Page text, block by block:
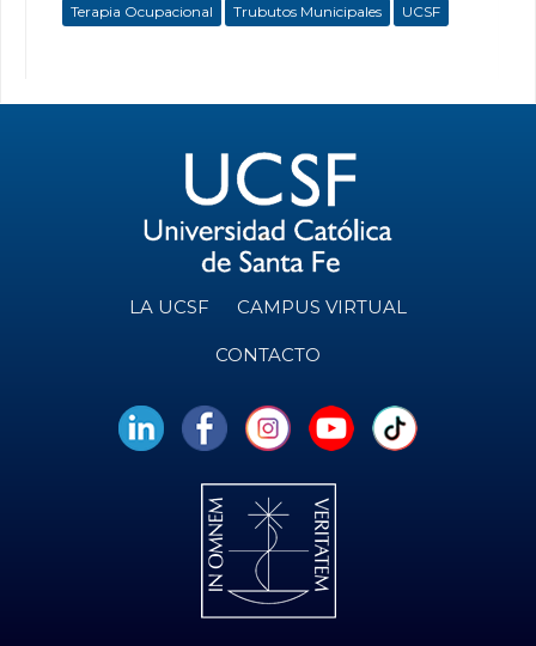
Terapia Ocupacional
Trubutos Municipales UCSF
LA UCSF CAMPUS VIRTUAL
CONTACTO